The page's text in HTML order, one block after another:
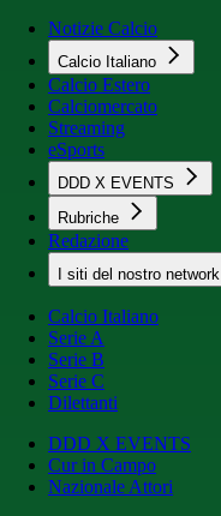
Notizie Calcio
Calcio Italiano
Calcio Estero
Calciomercato
Streaming
eSports
DDD X EVENTS
Rubriche
Redazione
I siti del nostro network
Calcio Italiano
Serie A
Serie B
Serie C
Dilettanti
DDD X EVENTS
Cur in Campo
Nazionale Attori